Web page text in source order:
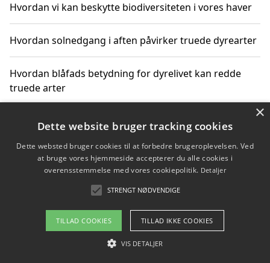
Hvordan vi kan beskytte biodiversiteten i vores haver
Hvordan solnedgang i aften påvirker truede dyrearter
Hvordan blåfads betydning for dyrelivet kan redde
truede arter
Hvordan kan gaver til unge voksne støtte bevarelsen
Copyright 2026 - Pilanto Aps
Om / kontakt
Blog Betingelser
×
Dette website bruger tracking cookies
Dette websted bruger cookies til at forbedre brugeroplevelsen. Ved
at bruge vores hjemmeside accepterer du alle cookies i
overensstemmelse med vores cookiepolitik. Detaljer
STRENGT NØDVENDIGE
TILLAD COOKIES TILLAD IKKE COOKIES
VIS DETALJER